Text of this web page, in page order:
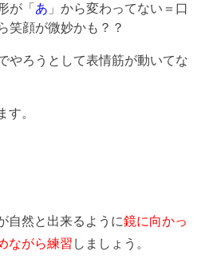
が「あ 」から変わってない＝口
笑顔が微妙かも？？
やろうとして表情筋が動いてな
す。
自然と出来るように鏡に向かっ
ながら練習 しましょう。